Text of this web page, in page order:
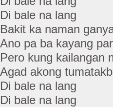
Di bale na lang
Bakit ka naman
Ano pa ba kayang
Pero kung kailangan
Agad akong
Di bale na lang
Di bale na lang